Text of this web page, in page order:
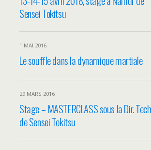
Sensei Tokitsu
1 MAI 2016
Le souffle dans la dynamique martiale
29 MARS 2016
Stage – MASTERCLASS sous la Dir.
de Sensei Tokitsu